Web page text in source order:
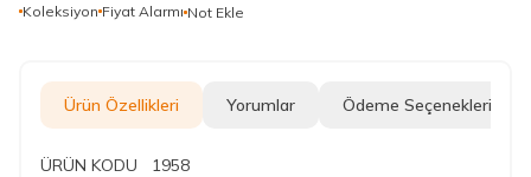
Koleksiyon Fiyat Alarmı Not Ekle
Ürün Özellikleri Yorumlar Ödeme Seçenekleri
ÜRÜN KODU 1958